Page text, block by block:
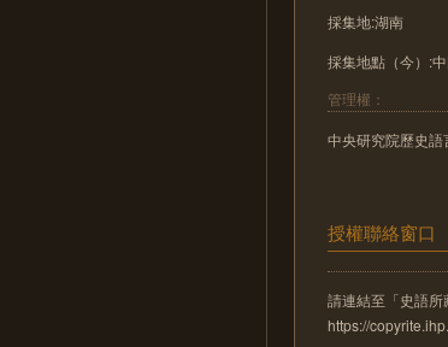
採集地:湖南
採集地點（今）:
管理權：
中央研究院歷史語
授權聯絡窗口
請連結至「史語所
https://